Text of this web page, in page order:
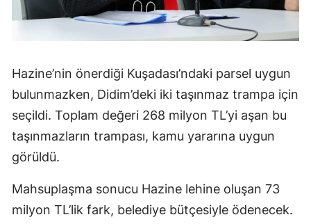
Hazine’nin önerdiği Kuşadası’ndaki parsel uygun
bulunmazken, Didim’deki iki taşınmaz trampa için
seçildi. Toplam değeri 268 milyon TL’yi aşan bu
taşınmazların trampası, kamu yararına uygun
görüldü.
Mahsuplaşma sonucu Hazine lehine oluşan 73
milyon TL’lik fark, belediye bütçesiyle ödenecek.